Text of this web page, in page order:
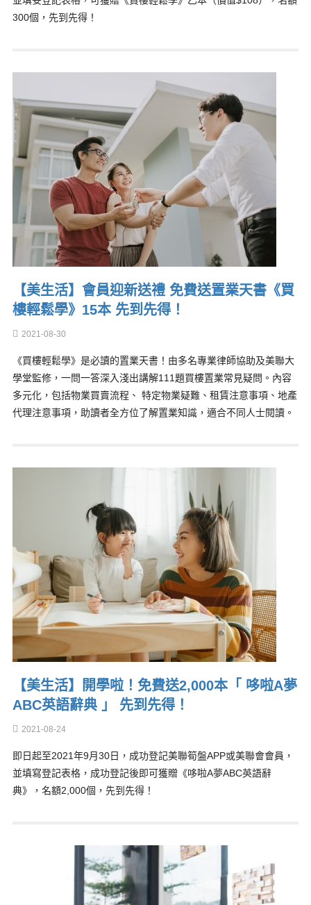
300個，先到先得！
【美生活】會員迎新送禮 免費送置業天書《買
樓輕鬆學》15本 先到先得！
2021-08-30
《買樓輕鬆學》是必讀的置業天書！由多名專業律師協助及美聯大
學堂監修，一問一答深入淺出講解111題買樓置業常見疑問。內容
多元化，包括物業買賣流程、 特定物業疑難、租賃注意事項、地產
代理注意事項，助讀者全方位了解置業知識，適合不同人士閱讀。
【美生活】開學啦！免費送2,000本「 哆啦A夢
ABC英語辭典 」 先到先得！
2021-08-24
即日起至2021年9月30日，成功登記美聯筍盤APP或美聯會會員，
並填寫登記表格，成功登記後即可獲贈《哆啦A夢ABC英語辭
典》，名額2,000個，先到先得！